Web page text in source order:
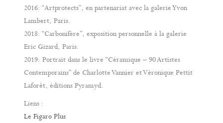
2016: “Artprotects”, en partenariat avec la galerie Yvon
Lambert, Paris.
2018: “Carbonifère”, exposition personnelle à la galerie
Eric Gizard, Paris.
2019: Portrait dans le livre “Céramique – 90 Artistes
Contemporains” de Charlotte Vannier et Véronique Pettit
Laforêt, éditions Pyramyd.
Liens :
Le Figaro Plus